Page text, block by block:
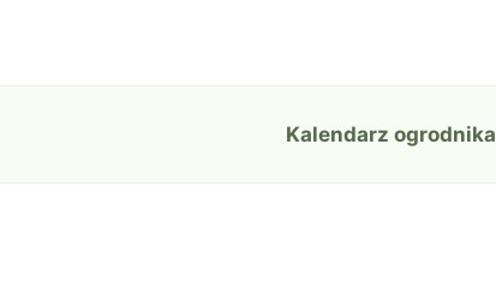
treści
Kalendarz ogrodnika